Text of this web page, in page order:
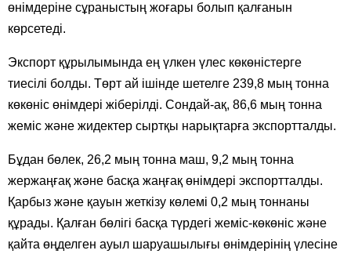
өнімдеріне сұраныстың жоғары болып қалғанын
көрсетеді.
Экспорт құрылымында ең үлкен үлес көкөністерге
тиесілі болды. Төрт ай ішінде шетелге 239,8 мың тонна
көкөніс өнімдері жіберілді. Сондай-ақ, 86,6 мың тонна
жеміс және жидектер сыртқы нарықтарға экспортталды.
Бұдан бөлек, 26,2 мың тонна маш, 9,2 мың тонна
жержаңғақ және басқа жаңғақ өнімдері экспортталды.
Қарбыз және қауын жеткізу көлемі 0,2 мың тоннаны
құрады. Қалған бөлігі басқа түрдегі жеміс-көкөніс және
қайта өңделген ауыл шаруашылығы өнімдерінің үлесіне